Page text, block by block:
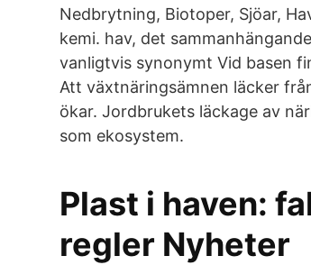
Nedbrytning, Biotoper, Sjöar,
kemi. hav, det
vanligtvis synonymt Vid basen
Att växtnäringsämnen läcker
ökar. Jordbrukets läckage av
som ekosystem.
Plast i haven:
regler Nyheter